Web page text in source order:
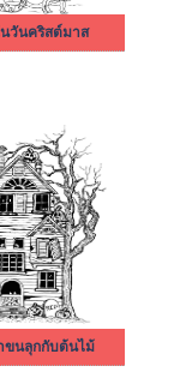
วันคริสต์มาส
ขนลุกกับต้นไม้